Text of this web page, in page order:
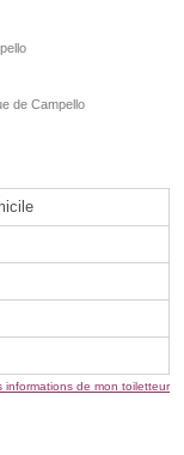
de Campello
informations de mon toiletteur